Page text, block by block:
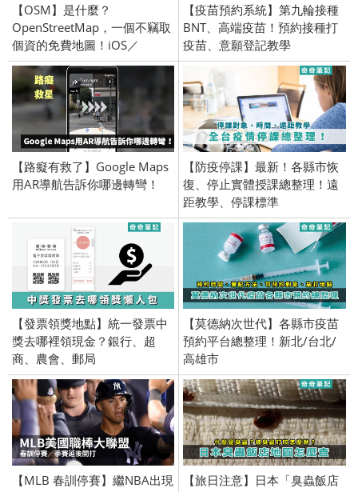
【OSM】是什麼？
OpenStreetMap，一個不竊取
個資的免費地圖！iOS／
Android
【疫苗預約系統】第九輪接種
BNT、高端疫苗！預約接種打
疫苗、意願登記教學
【路癡有救了】Google Maps
用AR導航告訴你哪邊轉彎！
【防疫停課】最新！各縣市恢
復、停止實體授課總整理！遠
距教學、停課標準
【發票領獎地點】統一發票中
獎去哪裡領現金？銀行、超
商、農會、郵局
【莫德納次世代】各縣市疫苗
預約平台總整理！新北/台北/
高雄市
【MLB 春訓停賽】繼NBA出現
【旅日注意】日本「臭蟲飯店